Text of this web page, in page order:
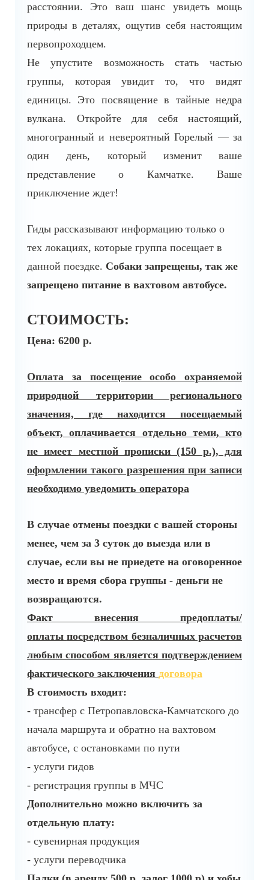
расстоянии. Это ваш шанс увидеть мощь
природы в деталях, ощутив себя настоящим
первопроходцем.
Не упустите возможность стать частью
группы, которая увидит то, что видят
единицы. Это посвящение в тайные недра
вулкана. Откройте для себя настоящий,
многогранный и невероятный Горелый — за
один день, который изменит ваше
представление о Камчатке. Ваше
приключение ждет!
Гиды рассказывают информацию только о
тех локациях, которые группа посещает в
данной поездке. Собаки запрещены, так же
запрещено питание в вахтовом автобусе.
СТОИМОСТЬ:
Цена: 6200 р.
Оплата за посещение особо охраняемой
природной территории регионального
значения, где находится посещаемый
объект, оплачивается отдельно теми, кто
не имеет местной прописки (150 р.), для
оформлении такого разрешения при записи
необходимо уведомить оператора
В случае отмены поездки с вашей стороны
менее, чем за 3 суток до выезда или в
случае, если вы не приедете на оговоренное
место и время сбора группы - деньги не
возвращаются.
Факт внесения предоплаты/
оплатыпосредством безналичных расчетов
любым способом является подтверждением
фактического заключения договора
В стоимость входит:
- трансфер с Петропавловска-Камчатского до
начала маршрута и обратно на вахтовом
автобусе, с остановками по пути
- услуги гидов
- регистрация группы в МЧС
Дополнительно можно включить за
отдельную плату:
- сувенирная продукция
- услуги переводчика